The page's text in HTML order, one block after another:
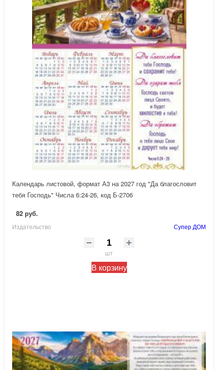
Календарь листовой, формат А3 на 2027 год "Да благословит
тебя Господь" Числа 6:24-26, код Б-2706
82 руб.
Издательство Супер ДОМ
шт
В корзину